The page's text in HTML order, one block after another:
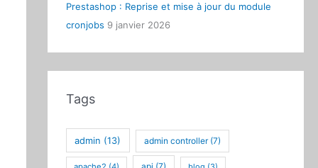
Prestashop : Reprise et mise à jour du module
cronjobs 9 janvier 2026
Tags
admin (13) admin controller(7)